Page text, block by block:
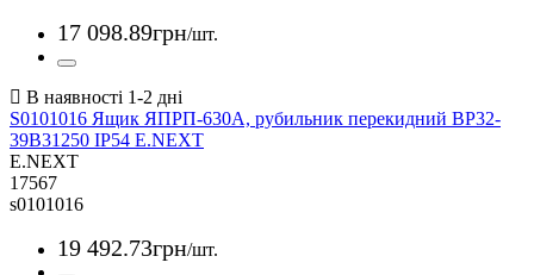
17 098.89грн/шт.
S0101016 Ящик ЯПРП-630А, рубильник перекидний BP32-
39B31250 IP54 E.NEXT
E.NEXT
17567
s0101016
19 492.73грн/шт.